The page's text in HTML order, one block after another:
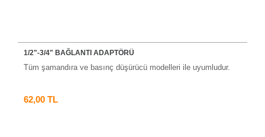
1/2"-3/4" BAĞLANTI ADAPTÖRÜ
Tüm şamandıra ve basınç düşürücü modelleri ile uyumludur.
62,00 TL